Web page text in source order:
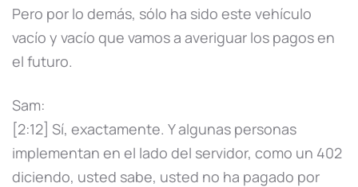
Pero por lo demás, sólo ha sido este vehículo
vacío y vacío que vamos a averiguar los pagos en
el futuro.
Sam:
[2:12] Sí, exactamente. Y algunas personas
implementan en el lado del servidor, como un 402
diciendo, usted sabe, usted no ha pagado por